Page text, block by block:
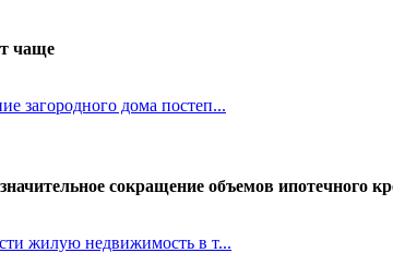
чаще
загородного дома постеп...
сокращение объемов ипотечного
жилую недвижимость в т...